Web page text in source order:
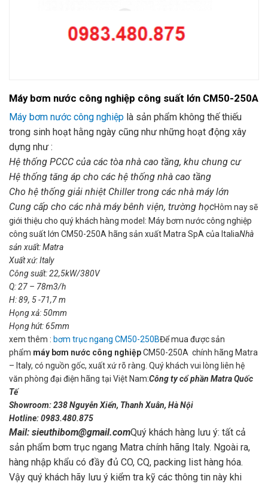
Máy bơm nước công nghiệp công suất lớn CM50-250A
Máy bơm nước công nghiệp là sản phẩm không thế thiếu
trong sinh hoạt hằng ngày cũng như những hoạt động xây
dựng như :
Hệ thống PCCC của các tòa nhà cao tầng, khu chung cư
Hệ thống tăng áp cho các hệ thống nhà cao tầng
Cho hệ thống giải nhiệt Chiller trong các nhà máy lớn
Cung cấp cho các nhà máy bênh viện, trường họcHôm nay sẽ
giới thiệu cho quý khách hàng model: Máy bơm nước công nghiệp
công suất lớn CM50-250A hãng sản xuất Matra SpA của ItaliaNhà
sản xuất: Matra
Xuất xứ: Italy
Công suất: 22,5kW/380V
Q: 27 – 78m3/h
H: 89, 5 -71,7 m
Họng xả: 50mm
Họng hút: 65mm
xem thêm : bơm trục ngang CM50-250BĐể mua được sản
phẩm máy bơm nước công nghiệpCM50-250A chính hãng Matra
– Italy, có nguồn gốc, xuất xứ rõ ràng. Quý khách vui lòng liên hệ
văn phòng đại điện hãng tại Việt Nam:Công ty cổ phần Matra Quốc
Tế
Showroom: 238 Nguyễn Xiển, Thanh Xuân, Hà Nội
Hotline: 0983.480.875
Mail: sieuthibom@gmail.comQuý khách hàng lưu ý: tất cả
sản phẩm bơm trục ngang Matra chính hãng Italy. Ngoài ra,
hàng nhập khẩu có đầy đủ CO, CQ, packing list hàng hóa.
Vậy quý khách hãy lưu ý kiểm tra kỹ các thông tin này khi